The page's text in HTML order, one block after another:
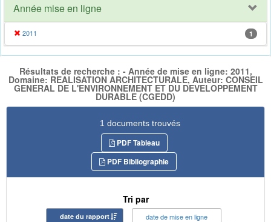
Année mise en ligne
2011 1
Résultats de recherche : - Année de mise en ligne: 2011,
Domaine: REALISATION ARCHITECTURALE, Auteur: CONSEIL
GENERAL DE L'ENVIRONNEMENT ET DU DEVELOPPEMENT
DURABLE (CGEDD)
1 documents trouvés
PDF Tableau
PDF Bibliographie
Tri par
date du rapport date de mise en ligne